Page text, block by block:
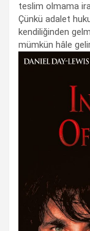
teslim olmama
Çünkü adalet
kendiliğinden
mümkün hâle